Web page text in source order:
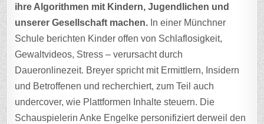
ihre Algorithmen mit Kindern, Jugendlichen und
unserer Gesellschaft machen. In einer Münchner
Schule berichten Kinder offen von Schlaflosigkeit,
Gewaltvideos, Stress – verursacht durch
Daueronlinezeit. Breyer spricht mit Ermittlern, Insidern
und Betroffenen und recherchiert, zum Teil auch
undercover, wie Plattformen Inhalte steuern. Die
Schauspielerin Anke Engelke personifiziert derweil den